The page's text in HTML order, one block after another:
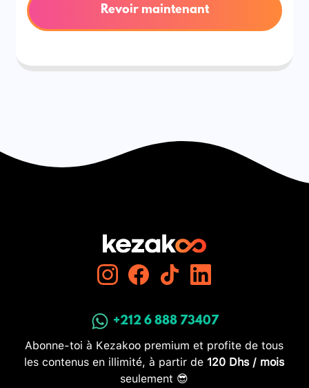
Revoir maintenant
+212 6 888 73407
Abonne-toi à Kezakoo premium et profite de tous
les contenus en illimité, à partir de 120 Dhs / mois
seulement 😎